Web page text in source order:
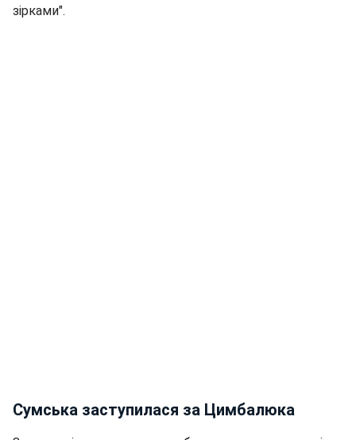
зірками".
Сумська заступилася за Цимбалюка